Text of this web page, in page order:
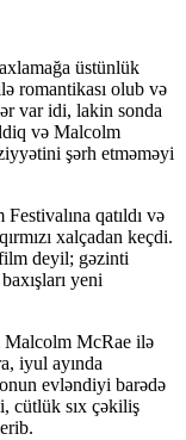
üstünlük
romantikası olub və
var idi, lakin sonda
və Malcolm
şərh etməməyi
qatıldı və
xalçadan keçdi.
deyil; gəzinti
yeni
Malcolm McRae ilə
iyul ayında
evləndiyi barədə
cütlük sıx çəkiliş